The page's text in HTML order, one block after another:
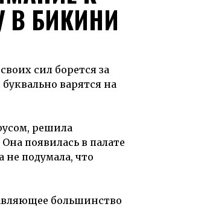
В БИКИНИ
сил борется за
варятся на
решила
появилась в палате
подумала, что
большинство